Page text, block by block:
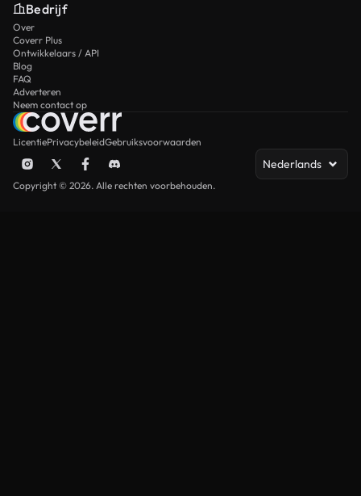
Bedrijf
Over
Coverr Plus
Ontwikkelaars / API
Blog
FAQ
Adverteren
Neem contact op
LicentiePrivacybeleidGebruiksvoorwaarden
Nederlands
Copyright © 2026. Alle rechten voorbehouden.